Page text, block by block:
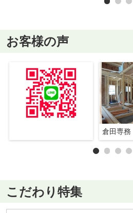
お客様の声
倉田専務
こだわり特集